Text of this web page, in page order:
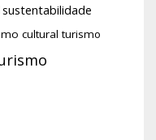
sustentabilidade
cultural turismo